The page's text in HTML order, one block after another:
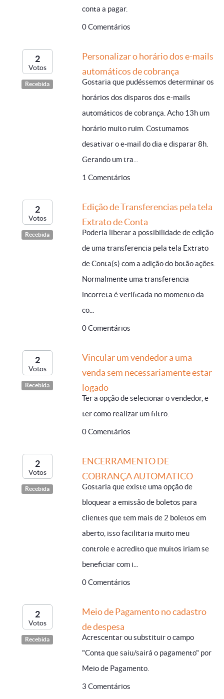
conta a pagar.
0 Comentários
2
Votos
Recebida
Personalizar o horário dos e-mails
automáticos de cobrança
Gostaria que pudéssemos determinar os
horários dos disparos dos e-mails
automáticos de cobrança. Acho 13h um
horário muito ruim. Costumamos
desativar o e-mail do dia e disparar 8h.
Gerando um tra...
1 Comentários
2
Votos
Recebida
Edição de Transferencias pela tela
Extrato de Conta
Poderia liberar a possibilidade de edição
de uma transferencia pela tela Extrato
de Conta(s) com a adição do botão ações.
Normalmente uma transferencia
incorreta é verificada no momento da
co...
0 Comentários
2
Votos
Recebida
Vincular um vendedor a uma
venda sem necessariamente estar
logado
Ter a opção de selecionar o vendedor, e
ter como realizar um filtro.
0 Comentários
2
Votos
Recebida
ENCERRAMENTO DE
COBRANÇA AUTOMATICO
Gostaria que existe uma opção de
bloquear a emissão de boletos para
clientes que tem mais de 2 boletos em
aberto, isso facilitaria muito meu
controle e acredito que muitos iriam se
beneficiar com i...
0 Comentários
2
Votos
Recebida
Meio de Pagamento no cadastro
de despesa
Acrescentar ou substituir o campo
"Conta que saiu/sairá o pagamento" por
Meio de Pagamento.
3 Comentários